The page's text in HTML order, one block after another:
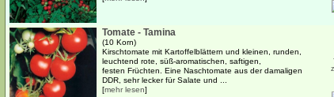
Tomate - Tamina
(10 Korn)
Kirschtomate mit Kartoffelblättern und kleinen, runden,
leuchtend rote, süß-aromatischen, saftigen,
festen Früchten. Eine Naschtomate aus der damaligen
DDR, sehr lecker für Salate und ...
[mehr lesen]